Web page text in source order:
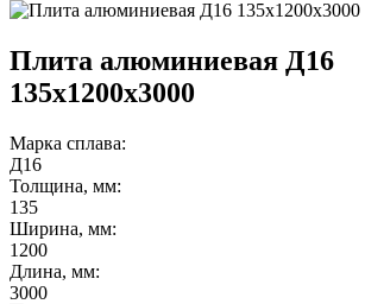
Плита алюминиевая Д16
135х1200х3000
Марка сплава:
Д16
Толщина, мм:
135
Ширина, мм:
1200
Длина, мм:
3000